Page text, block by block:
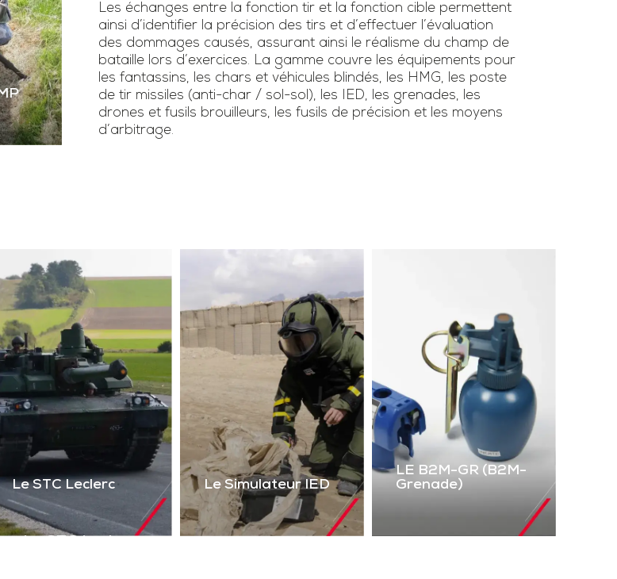
tir
et
Les échanges entre la fonction tir et la fonction cible permettent
ainsi d’identifier la précision des tirs et d’effectuer l’évaluation
des dommages causés, assurant ainsi le réalisme du champ de
bataille lors d’exercices. La gamme couvre les équipements pour
les fantassins, les chars et véhicules blindés, les HMG, les poste
de tir missiles (anti-char / sol-sol), les IED, les grenades, les
drones et fusils brouilleurs, les fusils de précision et les moyens
d’arbitrage.
Le STC Leclerc Le Simulateur IED
LE B2M-GR (B2M-
Grenade)